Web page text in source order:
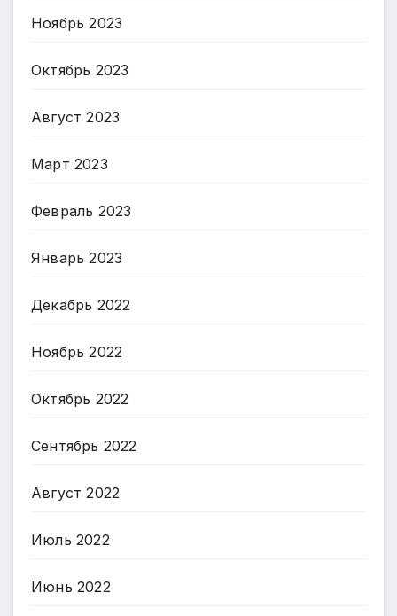
Ноябрь 2023
Октябрь 2023
Август 2023
Март 2023
Февраль 2023
Январь 2023
Декабрь 2022
Ноябрь 2022
Октябрь 2022
Сентябрь 2022
Август 2022
Июль 2022
Июнь 2022